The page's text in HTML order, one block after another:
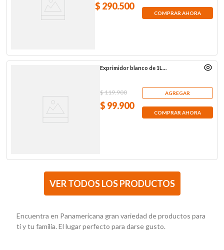
$ 290.500
COMPRAR AHORA
Exprimidor blanco de 1L
$119.900
$ 99.900
AGREGAR
COMPRAR AHORA
Encuentra en Panamericana gran variedad de productos para
ti y tu familia. El lugar perfecto para darse gusto.